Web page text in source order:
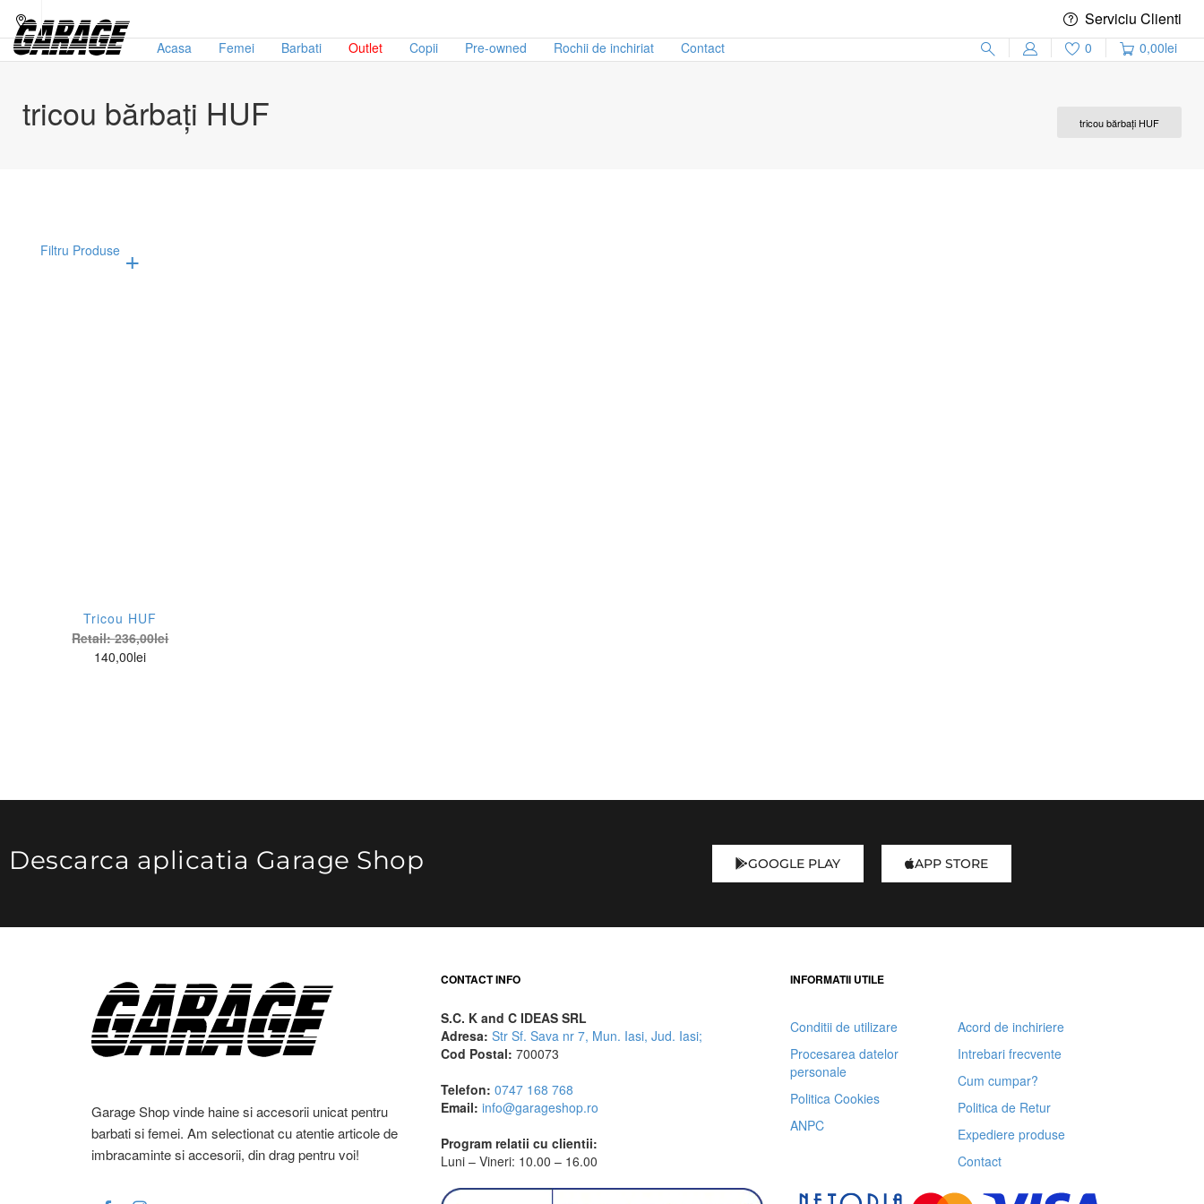
Serviciu Clienti
Acasa Femei Barbati Outlet Copii Pre-owned Rochii de inchiriat Contact 0 0,00lei
tricou bărbați HUF tricou bărbați HUF
Filtru Produse
Tricou HUF
Retail:236,00lei
140,00lei
Descarca aplicatia Garage Shop GOOGLE PLAY APP STORE
Garage Shop vinde haine si accesorii unicat pentru
barbati si femei. Am selectionat cu atentie articole de
imbracaminte si accesorii, din drag pentru voi!
CONTACT INFO
S.C. K and C IDEAS SRL
Adresa: Str Sf. Sava nr 7, Mun. Iasi, Jud. Iasi;
Cod Postal: 700073
Telefon: 0747 168 768
Email: info@garageshop.ro
Program relatii cu clientii:
Luni – Vineri: 10.00 – 16.00
INFORMATII UTILE
Conditii de utilizare
Procesarea datelor
personale
Politica Cookies
ANPC
Acord de inchiriere
Intrebari frecvente
Cum cumpar?
Politica de Retur
Expediere produse
Contact